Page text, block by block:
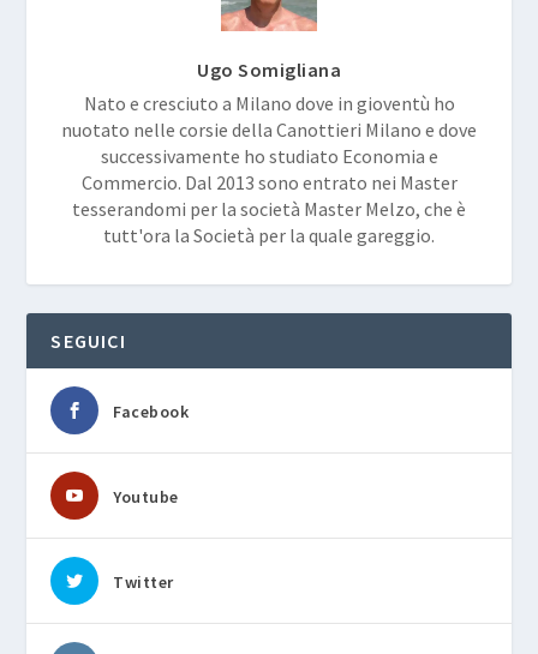
Ugo Somigliana
Nato e cresciuto a Milano dove in gioventù ho
nuotato nelle corsie della Canottieri Milano e dove
successivamente ho studiato Economia e
Commercio. Dal 2013 sono entrato nei Master
tesserandomi per la società Master Melzo, che è
tutt'ora la Società per la quale gareggio.
SEGUICI
Facebook
Youtube
Twitter